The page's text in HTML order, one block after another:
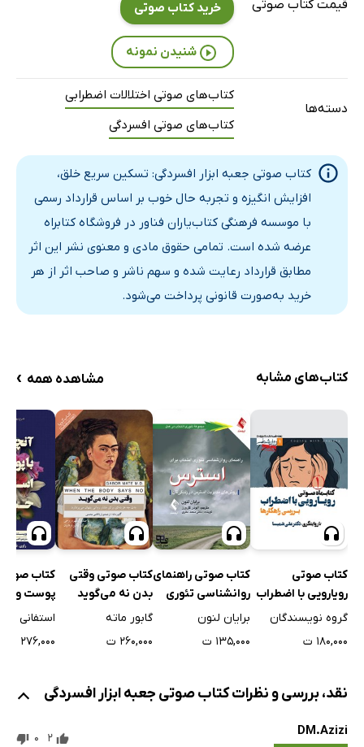
قیمت کتاب صوتی خرید کتاب صوتی
شنیدن نمونه
دسته‌ها
کتاب‌های صوتی اختلالات اضطرابی
کتاب‌های صوتی افسردگی
کتاب صوتی جعبه ابزار افسردگی: تسکین سریع خلق،
افزایش انگیزه و تجربه حال خوب بر اساس قرارداد رسمی
با موسسه فرهنگی کتاب‌یاران فناور در فروشگاه کتابراه
عرضه شده است. تمامی حقوق مادی و معنوی نشر این اثر
مطابق قرارداد رعایت شده و سهم ناشر و صاحب اثر از هر
خرید به‌صورت قانونی پرداخت می‌شود.
کتاب‌های مشابه مشاهده همه ›
کتاب صوتی
رویارویی با اضطراب
(بررسی راهکارها) -
گروه نویسندگان
۱۸۰,۰۰۰ ت
کتاب صوتی راهنمای
روانشناسی تئوری
انتخاب برای استرس
برایان لنون
۱۳۵,۰۰۰ ت
کتاب صوتی وقتی
بدن نه می‌گوید
گابور ماته
۲۶۰,۰۰۰ ت
کتاب صوتی
پوست و
حس کردم
استفانی فو
۲۷۶,۰۰۰ ت
نقد، بررسی و نظرات کتاب صوتی جعبه ابزار افسردگی
DM.Azizi
2
0